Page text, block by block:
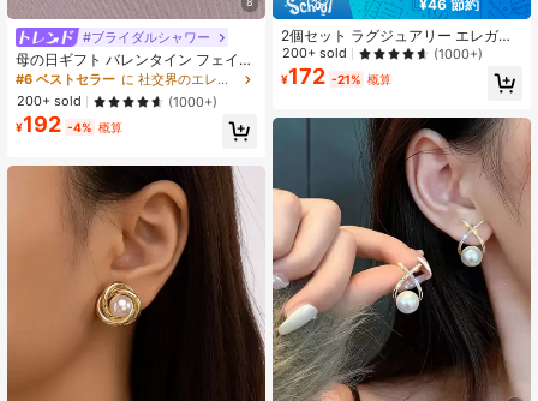
4.92 6.8K フォロワー
4.92 6.8K フォロワー
#ブライダルシャワー
母の日ギフト バレンタイン フェイク
パール ラインストーン フラワーデコ
レーション スタッドピアス
#6 ベストセラー
に 社交界のエレガント ジュエリー＆時計
200+ sold
(1000+)
¥192 -4% 概算
¥46 節約
2個セット ラグジュアリー エレガン
ト ゴールド ウォータードロップ ク
ロス スタッドピアス アクセサリー
200+ sold (1000+)
¥172 -21% 概算